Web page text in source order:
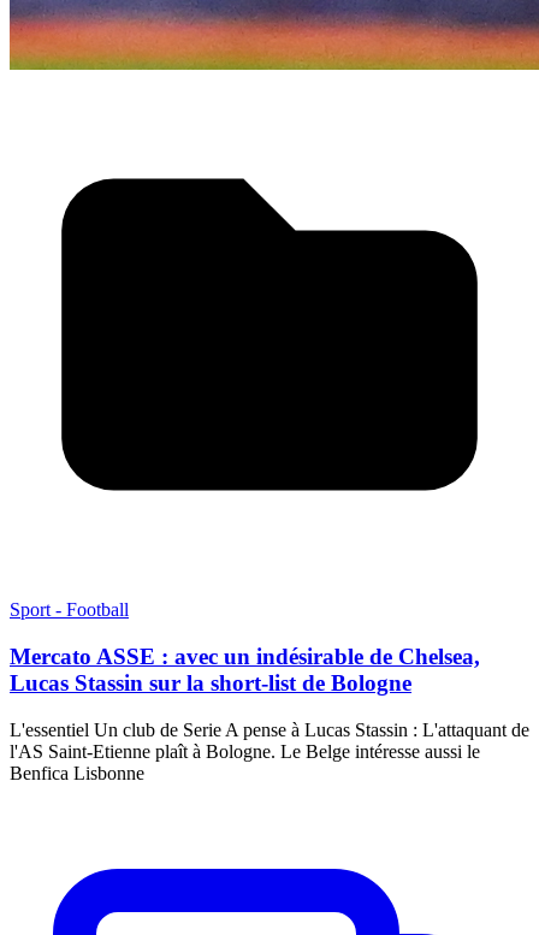
Sport - Football
Mercato ASSE : avec un indésirable de Chelsea,
Lucas Stassin sur la short-list de Bologne
L'essentiel Un club de Serie A pense à Lucas Stassin : L'attaquant de
l'AS Saint-Etienne plaît à Bologne. Le Belge intéresse aussi le
Benfica Lisbonne